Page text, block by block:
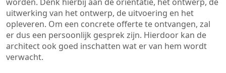
uitwerking van het ontwerp, de uitvoering en het
opleveren. Om een concrete offerte te ontvangen, zal
er dus een persoonlijk gesprek zijn. Hierdoor kan de
architect ook goed inschatten wat er van hem wordt
verwacht.